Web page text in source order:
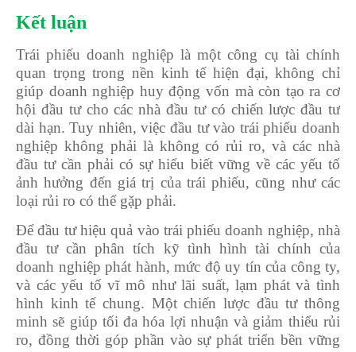
Kết luận
Trái phiếu doanh nghiệp là một công cụ tài chính
quan trọng trong nền kinh tế hiện đại, không chỉ
giúp doanh nghiệp huy động vốn mà còn tạo ra cơ
hội đầu tư cho các nhà đầu tư có chiến lược đầu tư
dài hạn. Tuy nhiên, việc đầu tư vào trái phiếu doanh
nghiệp không phải là không có rủi ro, và các nhà
đầu tư cần phải có sự hiểu biết vững về các yếu tố
ảnh hưởng đến giá trị của trái phiếu, cũng như các
loại rủi ro có thể gặp phải.
Để đầu tư hiệu quả vào trái phiếu doanh nghiệp, nhà
đầu tư cần phân tích kỹ tình hình tài chính của
doanh nghiệp phát hành, mức độ uy tín của công ty,
và các yếu tố vĩ mô như lãi suất, lạm phát và tình
hình kinh tế chung. Một chiến lược đầu tư thông
minh sẽ giúp tối đa hóa lợi nhuận và giảm thiểu rủi
ro, đồng thời góp phần vào sự phát triển bền vững